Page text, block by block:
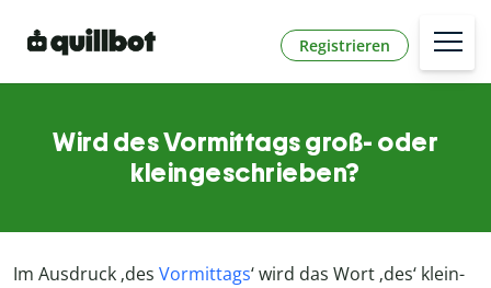
Registrieren
Wird des Vormittags groß- oder
kleingeschrieben?
Im Ausdruck ‚des Vormittags‘ wird das Wort ‚des‘ klein-